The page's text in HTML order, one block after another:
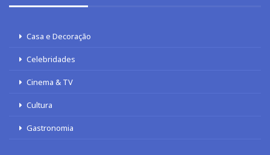
Casa e Decoração
Celebridades
Cinema & TV
Cultura
Gastronomia